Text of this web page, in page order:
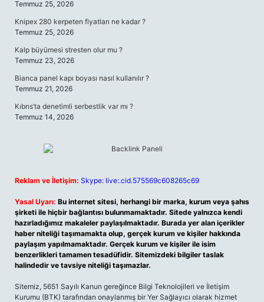
Temmuz 25, 2026
Knipex 280 kerpeten fiyatları ne kadar ?
Temmuz 25, 2026
Kalp büyümesi stresten olur mu ?
Temmuz 23, 2026
Bianca panel kapı boyası nasıl kullanılır ?
Temmuz 21, 2026
Kıbrıs’ta denetimli serbestlik var mı ?
Temmuz 14, 2026
Reklam ve İletişim: Skype: live:.cid.575569c608265c69
Yasal Uyarı: Bu internet sitesi, herhangi bir marka, kurum veya şahıs
şirketi ile hiçbir bağlantısı bulunmamaktadır. Sitede yalnızca kendi
hazırladığımız makaleler paylaşılmaktadır. Burada yer alan içerikler
haber niteliği taşımamakta olup, gerçek kurum ve kişiler hakkında
paylaşım yapılmamaktadır. Gerçek kurum ve kişiler ile isim
benzerlikleri tamamen tesadüfidir. Sitemizdeki bilgiler taslak
halindedir ve tavsiye niteliği taşımazlar.
Sitemiz, 5651 Sayılı Kanun gereğince Bilgi Teknolojileri ve İletişim
Kurumu (BTK) tarafından onaylanmış bir Yer Sağlayıcı olarak hizmet